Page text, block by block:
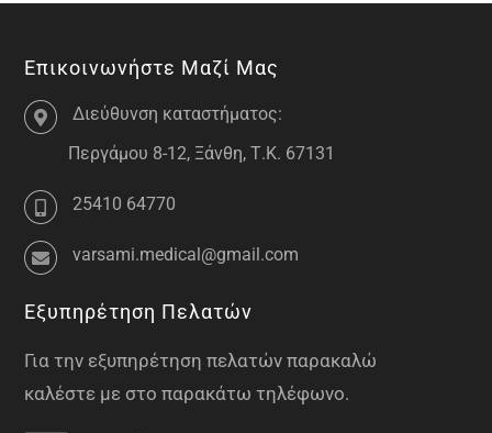
Επικοινωνήστε Μαζί Μας
Διεύθυνση καταστήματος:
Περγάμου 8-12, Ξάνθη, Τ.Κ. 67131
25410 64770
varsami.medical@gmail.com
Εξυπηρέτηση Πελατών
Για την εξυπηρέτηση πελατών παρακαλώ
καλέστε με στο παρακάτω τηλέφωνο.